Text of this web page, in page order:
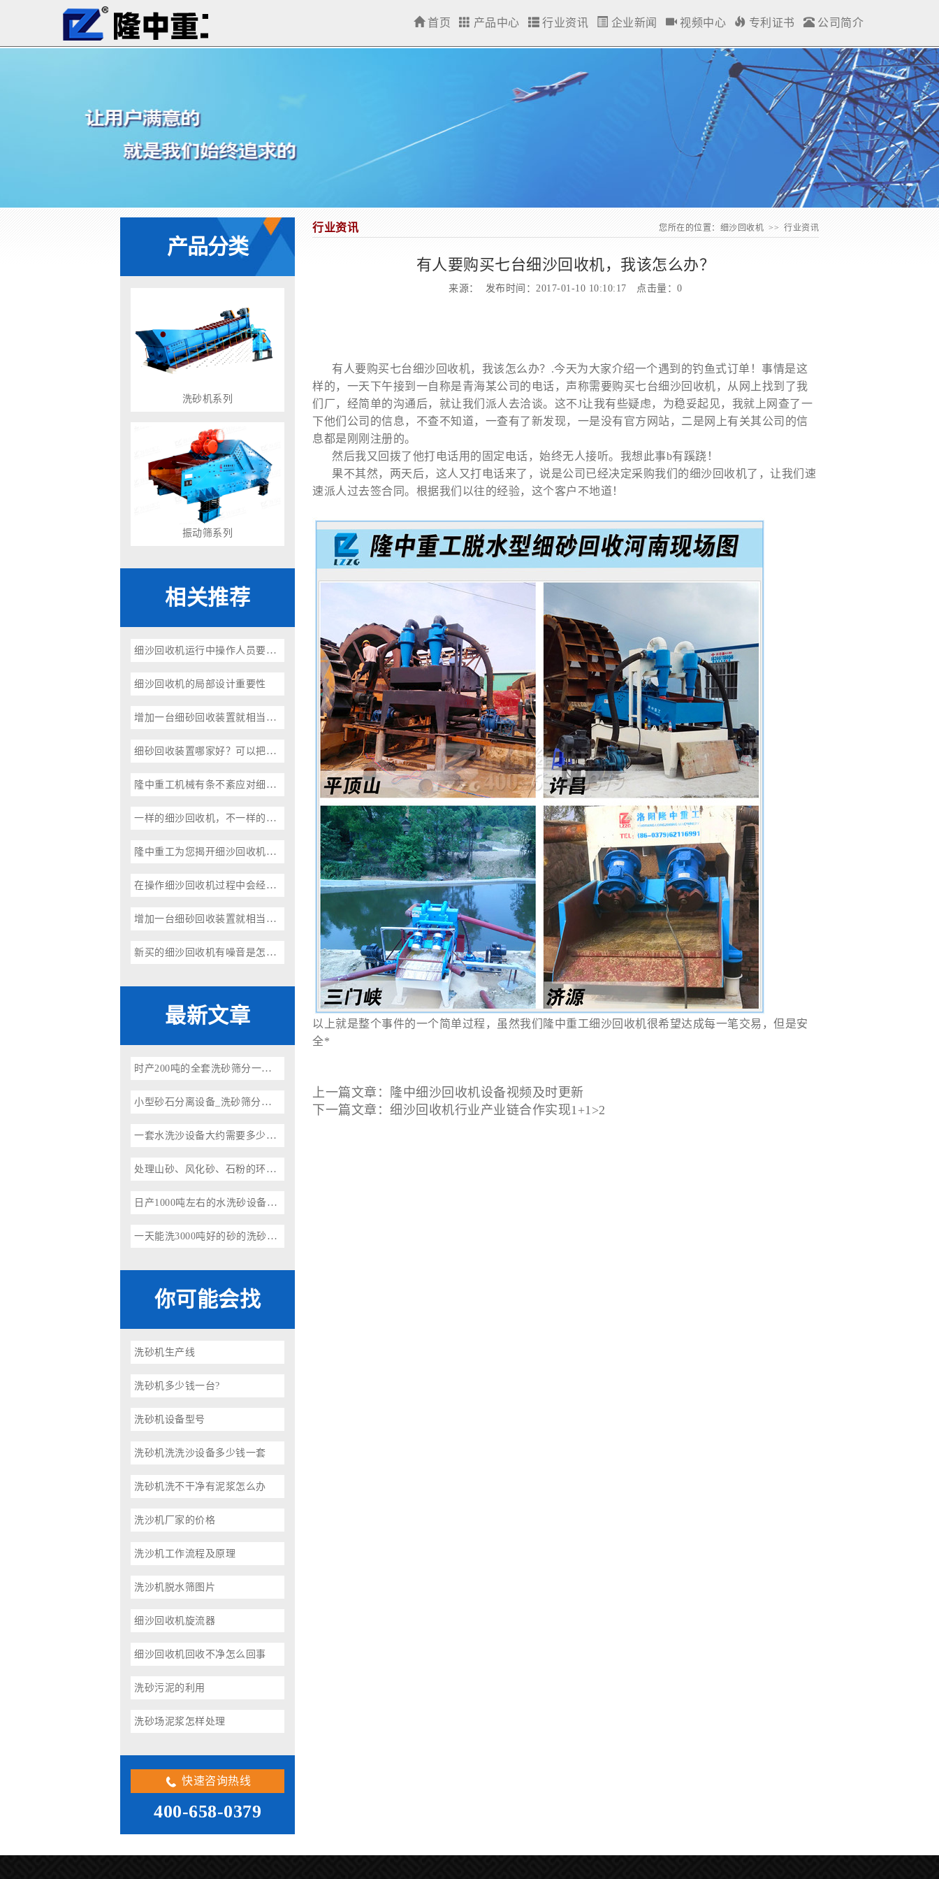
首页 产品中心 行业资讯 企业新闻 视频中心 专利证书 公司简介
行业资讯
产品分类
洗砂机系列
振动筛系列
相关推荐
细沙回收机运行中操作人员要注意自身安全
细沙回收机的局部设计重要性
增加一台细砂回收装置就相当于增加了一个一条财富之路
细砂回收装置哪家好？可以把优势和特点告诉大家
隆中重工机械有条不紊应对细沙回收机械旺季
一样的细沙回收机，不一样的品质
隆中重工为您揭开细沙回收机价格的神秘面纱
在操作细沙回收机过程中会经常遇到一些问题
增加一台细砂回收装置就相当于增加了一个“聚宝盆”
新买的细沙回收机有噪音是怎么回事
最新文章
时产200吨的全套洗砂筛分一体机如何配置？一整套设备大概需要多少钱？
小型砂石分离设备_洗砂筛分一体机参数价格及厂家
一套水洗沙设备大约需要多少钱？环保型水洗砂设备厂家推荐
处理山砂、风化砂、石粉的环保洗砂机、投资洗砂场前景如何？
日产1000吨左右的水洗砂设备多少钱？
一天能洗3000吨好的砂的洗砂机多少钱一台？（省水、省电）
你可能会找
洗砂机生产线
洗砂机多少钱一台?
洗砂机设备型号
洗砂机洗洗沙设备多少钱一套
洗砂机洗不干净有泥浆怎么办
洗沙机厂家的价格
洗沙机工作流程及原理
洗沙机脱水筛图片
细沙回收机旋流器
细沙回收机回收不净怎么回事
洗砂污泥的利用
洗砂场泥浆怎样处理
快速咨询热线
400-658-0379
行业资讯 您所在的位置： 细沙回收机 >> 行业资讯
有人要购买七台细沙回收机，我该怎么办？
来源： 发布时间：2017-01-10 10:10:17 点击量：0
有人要购买七台细沙回收机，我该怎么办？.今天为大家介绍一个遇到的钓鱼式订单！事情是这
样的，一天下午接到一自称是青海某公司的电话，声称需要购买七台细沙回收机 ，从网上找到了我
们厂，经简单的沟通后，就让我们派人去洽谈。这不J让我有些疑虑，为稳妥起见，我就上网查了一
下他们公司的信息，不查不知道，一查有了新发现，一是没有官方网站，二是网上有关其公司的信
息都是刚刚注册的。
然后我又回拨了他打电话用的固定电话，始终无人接听。我想此事b有蹊跷！
果不其然，两天后，这人又打电话来了，说是公司已经决定采购我们的细沙回收机了，让我们速
速派人过去签合同。根据我们以往的经验，这个客户不地道！
以上就是整个事件的一个简单过程，虽然我们隆中重工细沙回收机很希望达成每一笔交易，但是安
全*
上一篇文章：
隆中细沙回收机设备视频及时更新
下一篇文章： 细沙回收机行业产业链合作实现1+1>2